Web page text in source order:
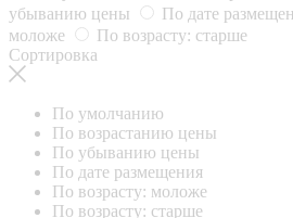
убыванию цены
По дате
моложе
По возрасту: старше
Сортировка
По умолчанию
По возрастанию цены
По убыванию цены
По дате размещения
По возрасту: моложе
По возрасту: старше